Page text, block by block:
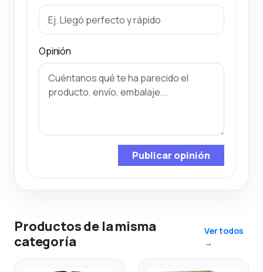
Opinión
Publicar opinión
Productos de la misma
categoría
Ver todos
→